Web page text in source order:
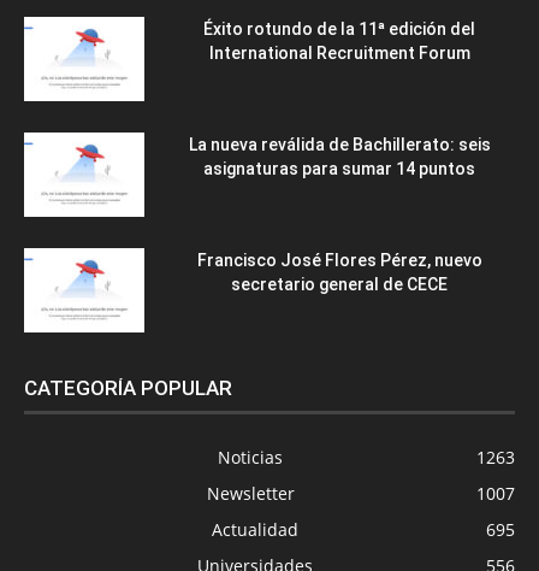
Éxito rotundo de la 11ª edición del
International Recruitment Forum
La nueva reválida de Bachillerato: seis
asignaturas para sumar 14 puntos
Francisco José Flores Pérez, nuevo
secretario general de CECE
CATEGORÍA POPULAR
Noticias
1263
Newsletter
1007
Actualidad
695
Universidades
556